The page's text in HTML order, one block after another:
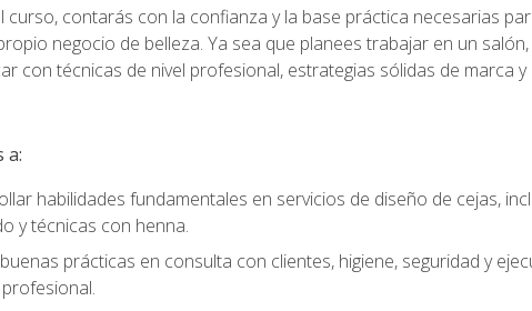
curso, contarás con la confianza y la base práctica necesarias
negocio de belleza. Ya sea que planees trabajar en un
con técnicas de nivel profesional, estrategias sólidas de marca
a:
habilidades fundamentales en servicios de diseño de cejas,
y técnicas con henna.
prácticas en consulta con clientes, higiene, seguridad y